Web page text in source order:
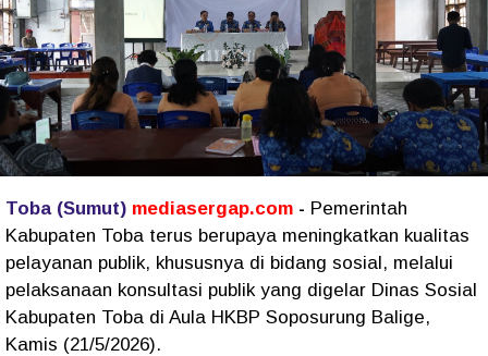
Toba (Sumut) mediasergap.com - Pemerintah
Kabupaten Toba terus berupaya meningkatkan kualitas
pelayanan publik, khususnya di bidang sosial, melalui
pelaksanaan konsultasi publik yang digelar Dinas Sosial
Kabupaten Toba di Aula HKBP Soposurung Balige,
Kamis (21/5/2026).